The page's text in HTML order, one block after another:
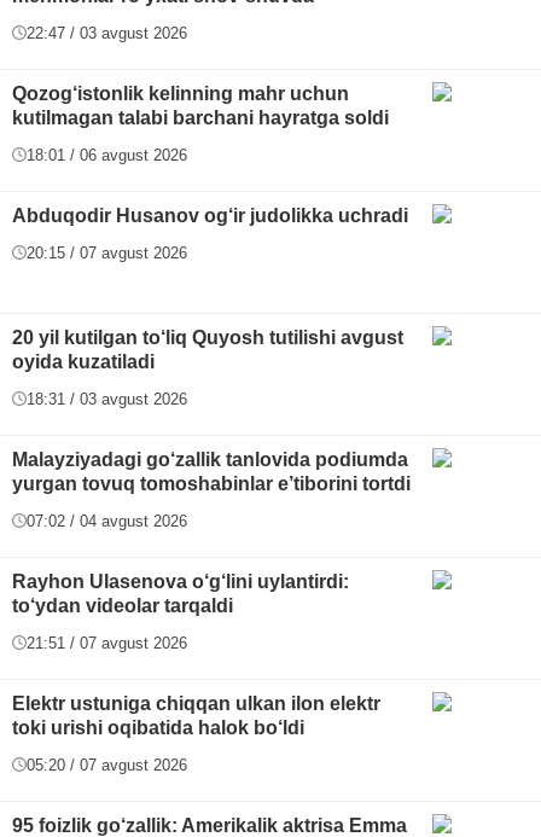
22:47 / 03 avgust 2026
Qozog‘istonlik kelinning mahr uchun
kutilmagan talabi barchani hayratga soldi
18:01 / 06 avgust 2026
Abduqodir Husanov og‘ir judolikka uchradi
20:15 / 07 avgust 2026
20 yil kutilgan to‘liq Quyosh tutilishi avgust
oyida kuzatiladi
18:31 / 03 avgust 2026
Malayziyadagi go‘zallik tanlovida podiumda
yurgan tovuq tomoshabinlar e’tiborini tortdi
07:02 / 04 avgust 2026
Rayhon Ulasenova o‘g‘lini uylantirdi:
to‘ydan videolar tarqaldi
21:51 / 07 avgust 2026
Elektr ustuniga chiqqan ulkan ilon elektr
toki urishi oqibatida halok bo‘ldi
05:20 / 07 avgust 2026
95 foizlik go‘zallik: Amerikalik aktrisa Emma